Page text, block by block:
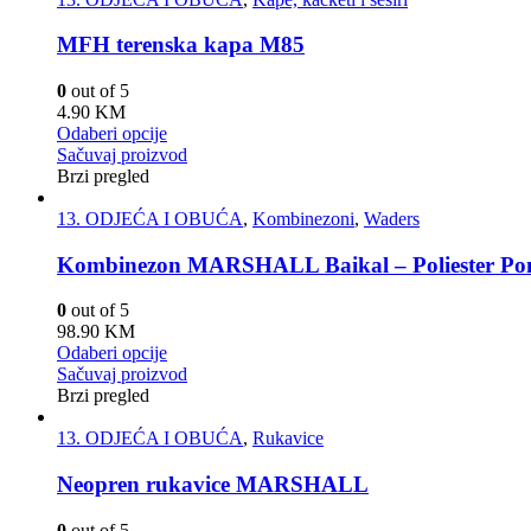
MFH terenska kapa M85
0 out of 5
4.90 KM
Odaberi opcije
Sačuvaj proizvod
Brzi pregled
13. ODJEĆA I OBUĆA, Kombinezoni, Waders
Kombinezon MARSHALL Baikal – Poliester
0 out of 5
98.90 KM
Odaberi opcije
Sačuvaj proizvod
Brzi pregled
13. ODJEĆA I OBUĆA, Rukavice
Neopren rukavice MARSHALL